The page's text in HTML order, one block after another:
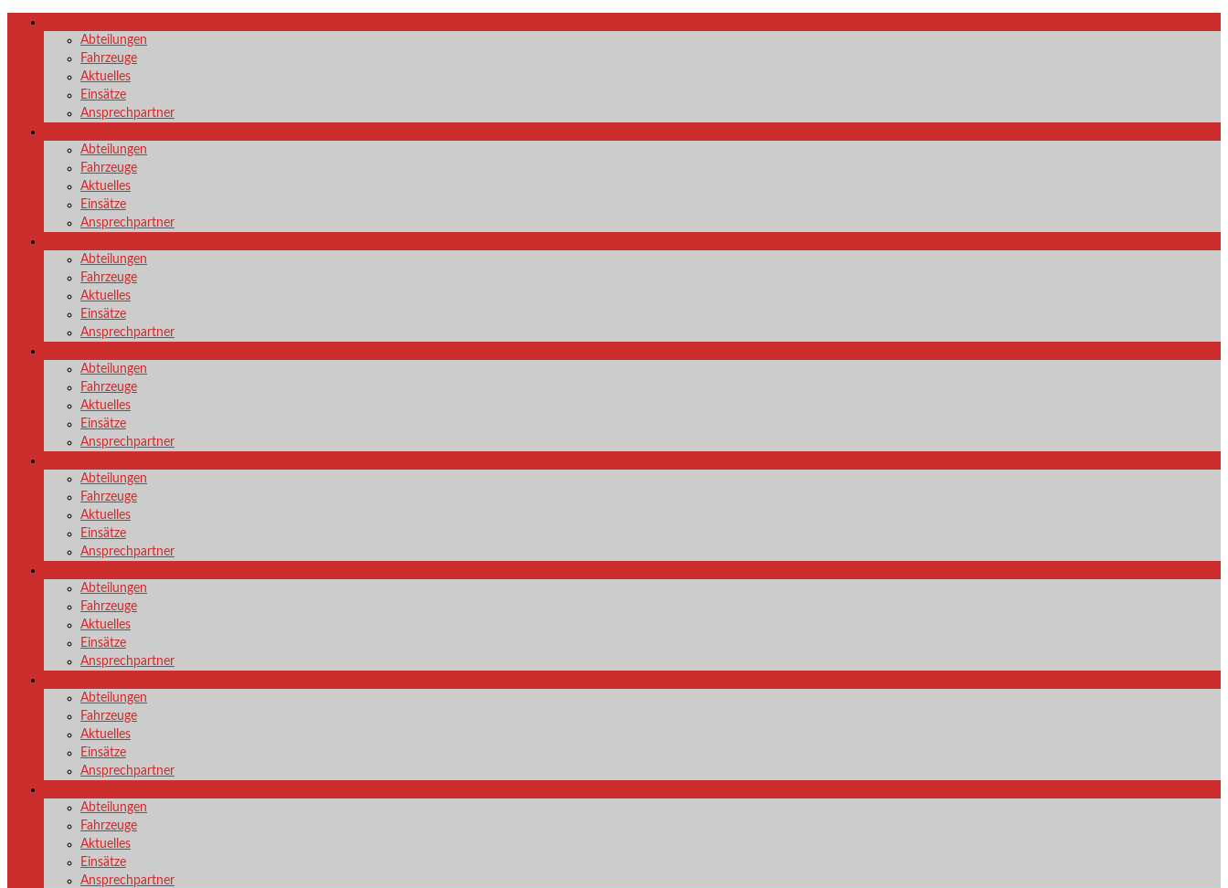
Abteilungen
Fahrzeuge
Aktuelles
Einsätze
Ansprechpartner
Abteilungen
Fahrzeuge
Aktuelles
Einsätze
Ansprechpartner
Abteilungen
Fahrzeuge
Aktuelles
Einsätze
Ansprechpartner
Abteilungen
Fahrzeuge
Aktuelles
Einsätze
Ansprechpartner
Abteilungen
Fahrzeuge
Aktuelles
Einsätze
Ansprechpartner
Abteilungen
Fahrzeuge
Aktuelles
Einsätze
Ansprechpartner
Abteilungen
Fahrzeuge
Aktuelles
Einsätze
Ansprechpartner
Abteilungen
Fahrzeuge
Aktuelles
Einsätze
Ansprechpartner